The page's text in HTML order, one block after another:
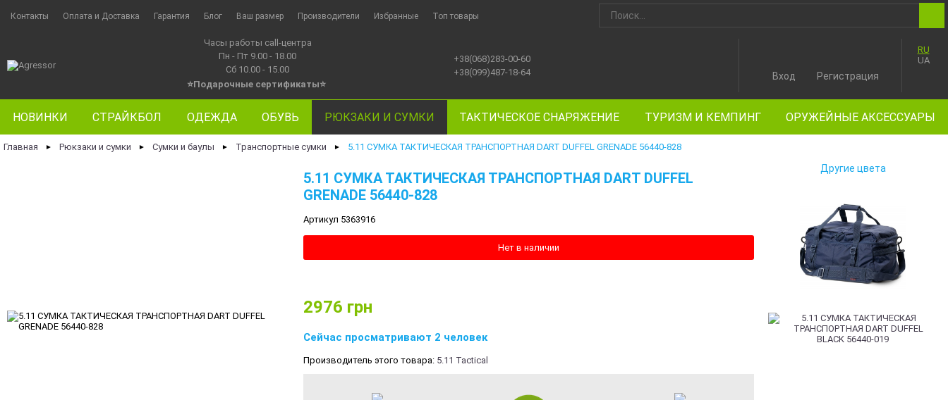
Контакты Оплата и Доставка Гарантия Блог Ваш размер Производители Избранные Топ товары
Часы работы call-центра
Пн - Пт 9.00 - 18.00
Сб 10.00 - 15.00
⭐Подарочные сертификаты⭐
+38(068)283-00-60
+38(099)487-18-64
RU
UA
Вход Регистрация
НОВИНКИ СТРАЙКБОЛ ОДЕЖДА ОБУВЬ РЮКЗАКИ И СУМКИ ТАКТИЧЕСКОЕ СНАРЯЖЕНИЕ ТУРИЗМ И КЕМПИНГ ОРУЖЕЙНЫЕ АКСЕССУАРЫ
Главная ► Рюкзаки и сумки ► Сумки и баулы ► Транспортные сумки ► 5.11 СУМКА ТАКТИЧЕСКАЯ ТРАНСПОРТНАЯ DART DUFFEL GRENADE 56440-828
5.11 СУМКА ТАКТИЧЕСКАЯ ТРАНСПОРТНАЯ DART DUFFEL
GRENADE 56440-828
Артикул 5363916
Нет в наличии
2976 грн
Сейчас просматривают 2 человек
Производитель этого товара: 5.11 Tactical
Другие цвета